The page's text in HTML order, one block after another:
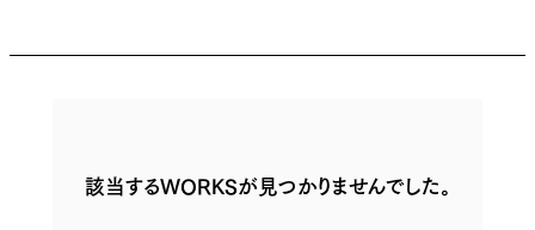
該当するWORKSが見つかりませんでした。